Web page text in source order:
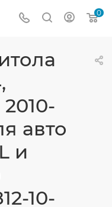
0
авто
и
10-